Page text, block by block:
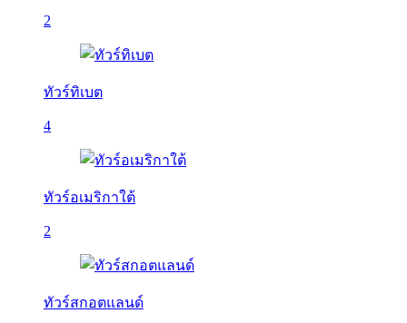
2
ทัวร์ทิเบต
4
ทัวร์อเมริกาใต้
2
ทัวร์สกอตแลนด์